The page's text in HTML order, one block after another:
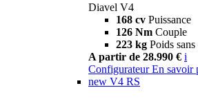
Diavel V4
168 cv Puissance
126 Nm Couple
223 kg Poids
A partir de 28.990 € i
Configurateur En savoir
new V4 RS